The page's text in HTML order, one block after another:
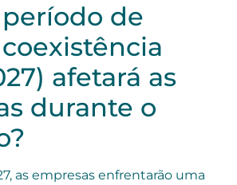
de
afetará as
durante o
as empresas enfrentarão uma